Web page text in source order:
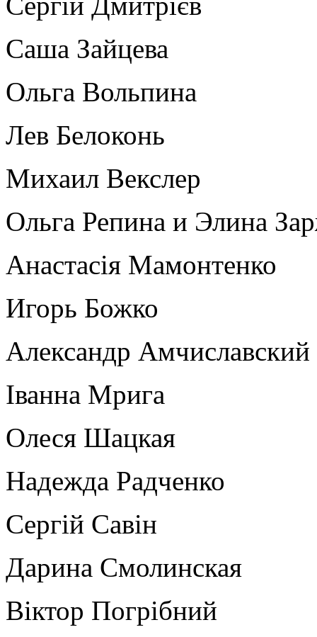
Саша Зайцева
Ольга Вольпина
Лев Белоконь
Михаил Векслер
Ольга Репина и Элина
Анастасія Мамонтенко
Игорь Божко
Александр Амчиславский
Іванна Мрига
Олеся Шацкая
Надежда Радченко
Сергій Савін
Дарина Смолинская
Віктор Погрібний